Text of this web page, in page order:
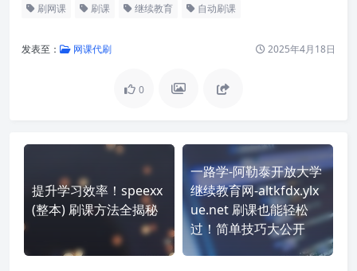
刷网课 刷课 继续教育 自动刷课
发表至： 网课代刷 2025年4月18日
0
提升学习效率！speexx
(整本) 刷课方法全揭秘
一路学-阿勒泰开放大学
继续教育网-altkfdx.ylx
ue.net 刷课也能轻松
过！简单技巧大公开